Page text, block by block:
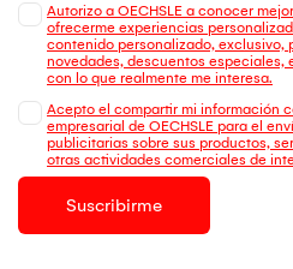
Autorizo a OECHSLE a conocer
ofrecerme experiencias
contenido personalizado, exclusivo,
novedades, descuentos especiales,
con lo que realmente me interesa.
Acepto el compartir mi información
empresarial de OECHSLE para el
publicitarias sobre sus productos,
otras actividades comerciales de
Suscribirme